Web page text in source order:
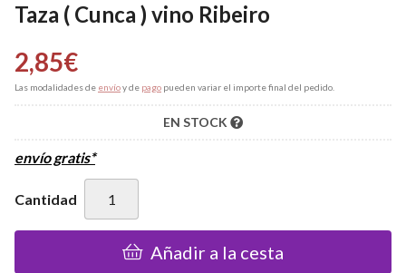
Taza ( Cunca ) vino Ribeiro
2,85€
Las modalidades de envíoy de pago pueden variar el importe final del pedido.
EN STOCK
envío gratis*
Cantidad
Añadir a la cesta